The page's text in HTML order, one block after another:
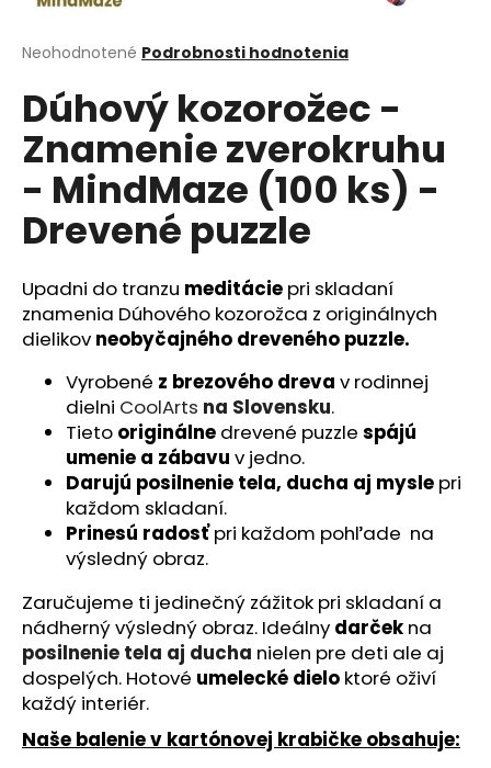
Priemerné
produktu
je
0,0
z
hviezdičiek.
Neohodnotené Podrobnosti hodnotenia
Dúhový kozorožec -
Znamenie zverokruhu
- MindMaze (100 ks) -
Drevené puzzle
Upadni do tranzu meditácie pri skladaní
znamenia Dúhového kozorožca z originálnych
dielikov neobyčajného dreveného puzzle.
Vyrobené z brezového dreva v rodinnej
dielni CoolArts na Slovensku.
Tieto originálne drevené puzzle spájú
umenie a zábavu v jedno.
Darujú posilnenie tela, ducha aj mysle pri
každom skladaní.
Prinesú radosťpri každom pohľade na
výsledný obraz.
Zaručujeme ti jedinečný zážitok pri skladaní a
nádherný výsledný obraz. Ideálny darček na
posilnenie tela aj ducha nielen pre deti ale aj
dospelých. Hotové umelecké dielo ktoré oživí
každý interiér.
Naše balenie v kartónovej krabičke obsahuje:
j
ť
?
HĽADAŤ
O
ZAJAC
-
SMILERISE
(21
KS)
DREVENÉ